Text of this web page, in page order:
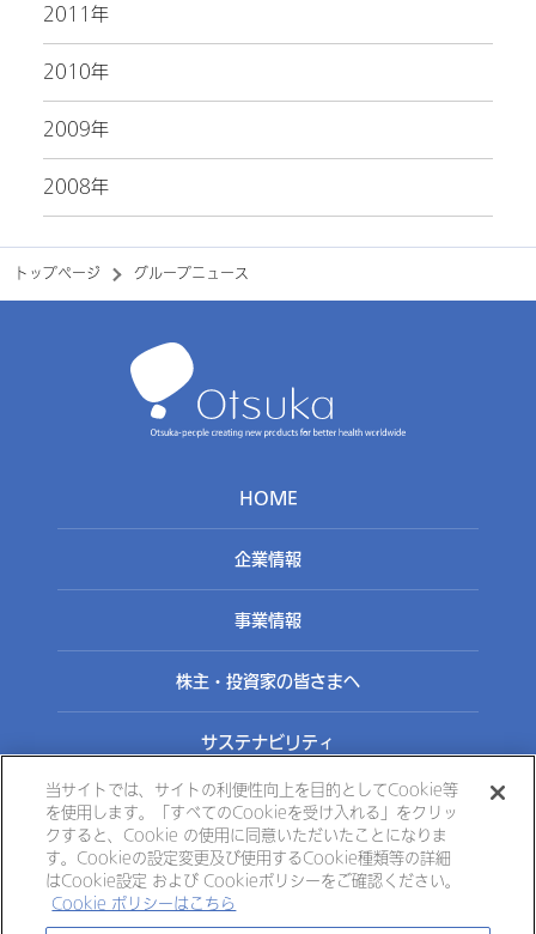
2011年
2010年
2009年
2008年
トップページ グループニュース
HOME
企業情報
事業情報
株主・投資家の皆さまへ
サステナビリティ
お問い合わせ
個人情報の取扱いについて
Cookieポリシー
サイトのご利用について
サイトマップ
当サイトでは、サイトの利便性向上を目的としてCookie等
を使用します。「すべてのCookieを受け入れる」をクリッ
クすると、Cookie の使用に同意いただいたことになりま
す。Cookieの設定変更及び使用するCookie種類等の詳細
はCookie設定 および Cookieポリシーをご確認ください。
Cookie ポリシーはこちら